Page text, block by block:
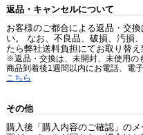
返品・キャンセルについて
お客様のご都合による返品・交
い。 なお、不良品、破損、汚損
たら弊社送料負担にてお取り替え
※返品・交換は、未開封、未使用の
商品到着後1週間以内にお電話、電
こちら
その他
購入後「購入内容のご確認」のメ